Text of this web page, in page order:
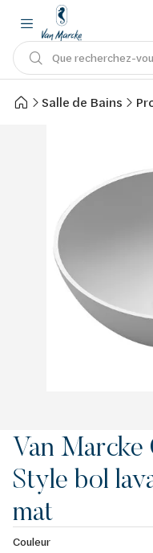
Que recherchez-
Salle de Bains
Van Marcke
Style bol
mat
Couleur